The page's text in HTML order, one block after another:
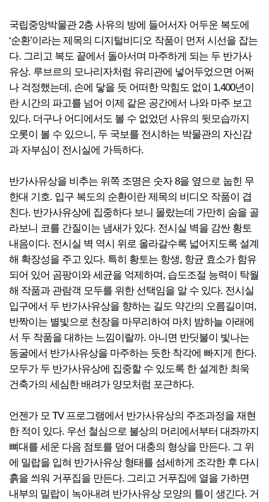
국립중앙박물관 2층 사유의 방에 들어서자 어두운 복도에
‘순환’이라는 제목의 디지털비디오 작품이 먼저 시선을 잡는
다. 그리고 복도 끝에서 돌아서며 마주하게 되는 두 반가사
유상. 루브르의 모나리자처럼 유리관에 넣어두었으면 어쩌
나 걱정했는데, 손에 닿을 듯 어떠한 막힘도 없이 1,400년이
란 시간의 파고를 넘어 이제 같은 공간에서 나와 마주 보고
있다. 더구나 어디에서도 볼 수 없었던 사유의 뒷모습까지
오롯이 볼 수 있으니, 두 국보를 전시하는 박물관의 자신감
과 자부심이 전시실에 가득하다.
반가사유상을 비추는 위쪽 조명은 숫자 8을 옆으로 눕힌 무
한대 기호. 입구 복도의 순환이란 제목의 비디오 작품이 겹
친다. 반가사유상에 집중하다 보니 몰랐는데 가만히 숨을 골
라보니 코를 간질이는 냄새가 있다. 전시실 벽을 감싼 황토
내음이다. 전시실 벽 역시 위로 올라갈수록 넓어지도록 설계
해 확장성을 주고 있다. 특히 황토는 항생, 항균 효소가 함유
되어 있어 곰팡이와 세균을 억제하며, 습도조절 능력이 탁월
해 작품과 관람객 모두를 위한 선택임을 알 수 있다. 전시실
입구에서 두 반가사유상을 향하는 길도 약간의 오름길이며,
반짝이는 별빛으로 천장을 마무리하여 마치 밤하늘 아래에
서 두 작품을 대하는 느낌이랄까. 아니면 반딧불이 빛나는
동굴에서 반가사유상을 마주하는 듯한 착각에 빠지게 한다.
모두가 두 반가사유상에 집중할 수 있도록 한 설계한 최욱
건축가의 세심한 배려가 양모처럼 포근하다.
언젠가 모 TV 프로그램에서 반가사유상의 주조과정을 재현
한 적이 있다. 우선 철심으로 불상의 머리에서부터 대좌까지
뼈대를 세운 다음 점토를 덮어 대충의 형상을 만든다. 그 위
에 밀랍을 입혀 반가사유상 형태를 섬세하게 조각한 후 다시
흙을 씌워 거푸집을 만든다. 그리고 거푸집에 열을 가하면
내부의 밀랍이 녹아내려 반가사유상 모양의 틀이 생긴다. 거